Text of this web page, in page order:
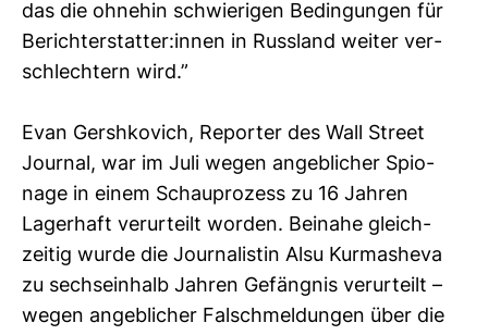
das die ohnehin schwie­rigen Bedin­gungen für
Bericht­erstatter:innen in Russ­land weiter ver­
schlech­tern wird.”
Evan Gersh­ko­vich, Reporter des Wall Street
Journal, war im Juli wegen angeb­li­cher Spio­
nage in einem Schau­pro­zess zu 16 Jahren
Lager­haft ver­ur­teilt worden. Bei­nahe gleich­
zeitig wurde die Jour­na­listin Alsu Kur­mas­heva
zu sechs­ein­halb Jahren Gefängnis ver­ur­teilt –
wegen angeb­li­cher Falsch­mel­dungen über die